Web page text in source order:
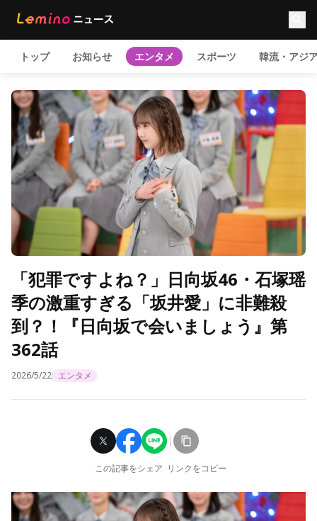
トップ お知らせ エンタメ スポーツ 韓流・アジ
「犯罪ですよね？」日向坂46・石塚瑶
季の激重すぎる「坂井愛」に非難殺
到？！『日向坂で会いましょう』第
362話
2026/5/22 エンタメ
この記事をシェア リンクをコピー